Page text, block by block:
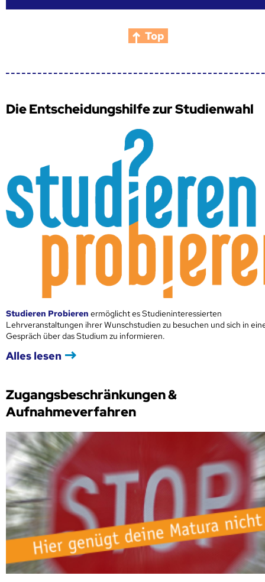
Top
Die Entscheidungshilfe zur Studienwahl
Studieren Probieren ermöglicht es Studieninteressierten
Lehrveranstaltungen ihrer Wunschstudien zu besuchen und sich in
Gespräch über das Studium zu informieren.
Alles lesen
Zugangsbeschränkungen &
Aufnahmeverfahren